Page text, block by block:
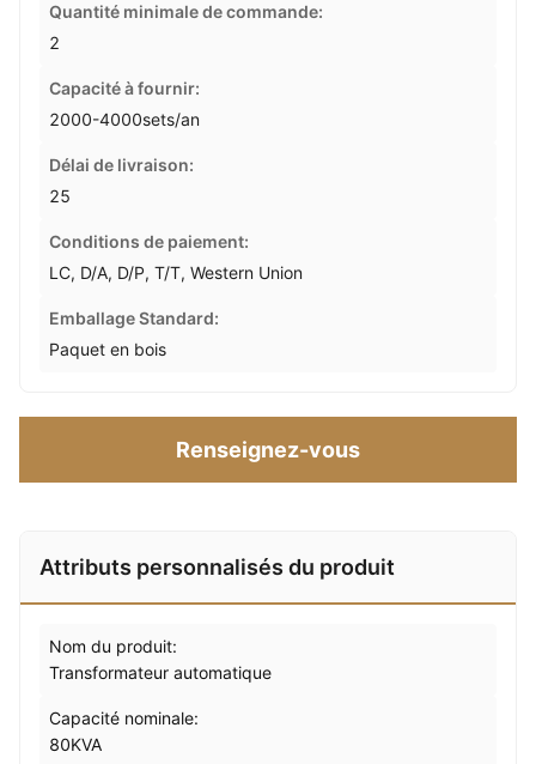
Quantité minimale de commande:
2
Capacité à fournir:
2000-4000sets/an
Délai de livraison:
25
Conditions de paiement:
LC, D/A, D/P, T/T, Western Union
Emballage Standard:
Paquet en bois
Renseignez-vous
Attributs personnalisés du produit
Nom du produit:
Transformateur automatique
Capacité nominale:
80KVA